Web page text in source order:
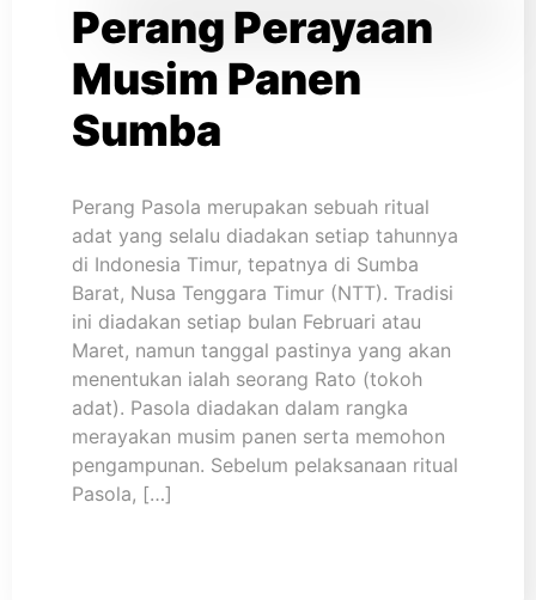
Perang Perayaan
Musim Panen
Sumba
Perang Pasola merupakan sebuah ritual
adat yang selalu diadakan setiap tahunnya
di Indonesia Timur, tepatnya di Sumba
Barat, Nusa Tenggara Timur (NTT). Tradisi
ini diadakan setiap bulan Februari atau
Maret, namun tanggal pastinya yang akan
menentukan ialah seorang Rato (tokoh
adat). Pasola diadakan dalam rangka
merayakan musim panen serta memohon
pengampunan. Sebelum pelaksanaan ritual
Pasola, […]